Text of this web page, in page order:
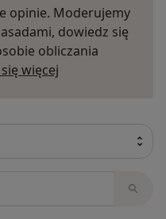
opinie. Moderujemy
dowiedz się
obliczania
więcej